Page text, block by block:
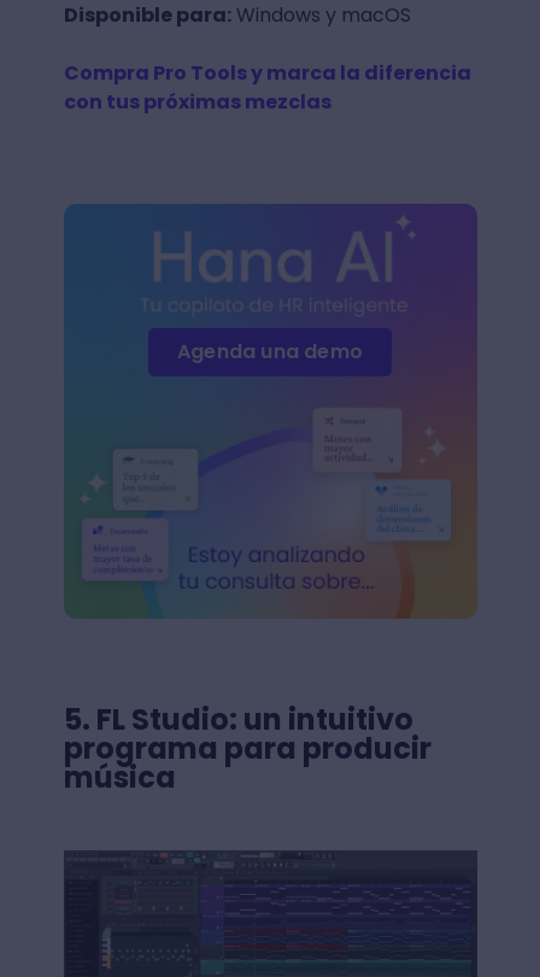
Disponible para:Windows y macOS
Compra Pro Tools y marca la diferencia
con tus próximas mezclas
Agenda una demo
5. FL Studio: un intuitivo
programa para producir
música